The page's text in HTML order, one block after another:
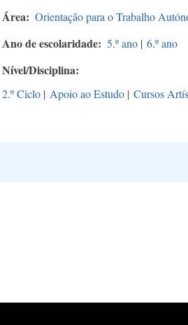
Área Orientação para o Trabalho
Ano de escolaridade 5.º ano | 6.º ano
Nível/Disciplina
2.º Ciclo | Apoio ao Estudo | Cursos